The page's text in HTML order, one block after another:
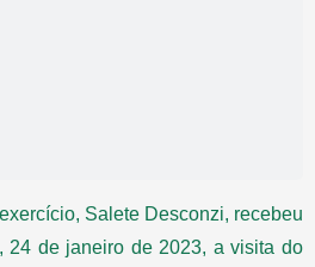
Salete Desconzi, recebeu
24 de janeiro de 2023, a visita do